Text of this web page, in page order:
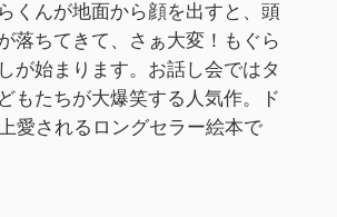
くんが地面から顔を出すと、頭
落ちてきて、さぁ大変！もぐら
が始まります。お話し会ではタ
もたちが大爆笑する人気作。ド
愛されるロングセラー絵本で